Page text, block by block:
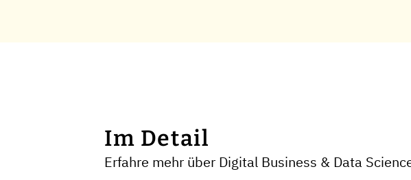
Im Detail
Erfahre mehr über Digital Business & Data